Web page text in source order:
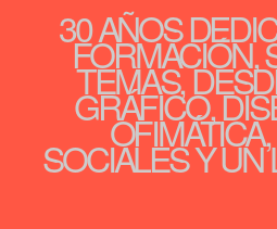
30 AÑOS
FORMACIÓN,
TEMAS,
GRÁFICO,
SOCIALES Y UN